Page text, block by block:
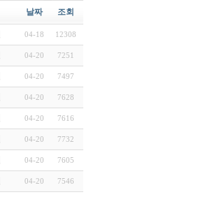
날짜 조회
04-18 12308
04-20 7251
04-20 7497
04-20 7628
04-20 7616
04-20 7732
04-20 7605
04-20 7546